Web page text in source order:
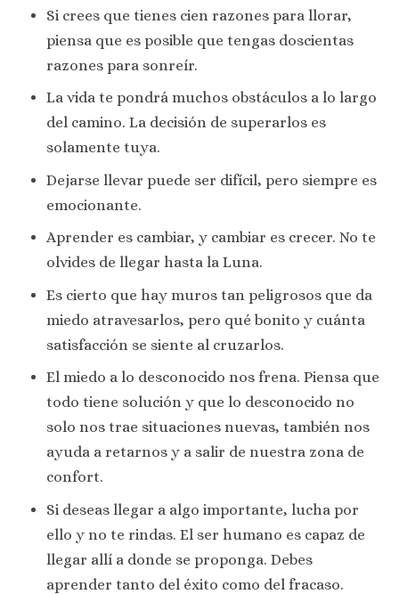
Si crees que tienes cien razones para llorar,
piensa que es posible que tengas doscientas
razones para sonreír.
La vida te pondrá muchos obstáculos a lo largo
del camino. La decisión de superarlos es
solamente tuya.
Dejarse llevar puede ser difícil, pero siempre es
emocionante.
Aprender es cambiar, y cambiar es crecer. No te
olvides de llegar hasta la Luna.
Es cierto que hay muros tan peligrosos que da
miedo atravesarlos, pero qué bonito y cuánta
satisfacción se siente al cruzarlos.
El miedo a lo desconocido nos frena. Piensa que
todo tiene solución y que lo desconocido no
solo nos trae situaciones nuevas, también nos
ayuda a retarnos y a salir de nuestra zona de
confort.
Si deseas llegar a algo importante, lucha por
ello y no te rindas. El ser humano es capaz de
llegar allí a donde se proponga. Debes
aprender tanto del éxito como del fracaso.